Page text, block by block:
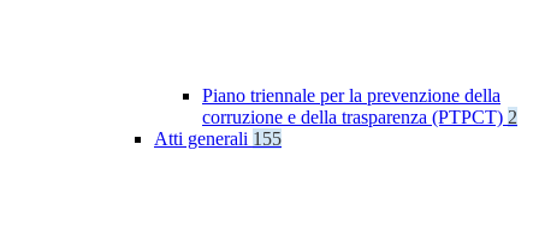
Piano triennale per la prevenzione della
corruzione e della trasparenza (PTPCT) 2
Atti generali 155